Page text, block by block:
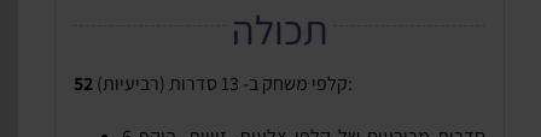
תכולה
52 קלפי משחק ב- 13 סדרות (רביעיות):